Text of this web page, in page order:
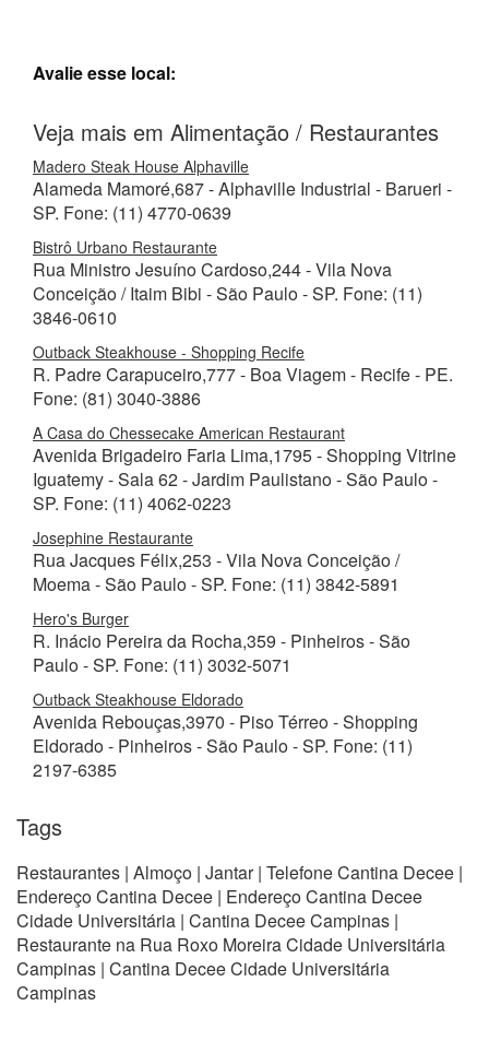
Avalie esse local:
Veja mais em Alimentação / Restaurantes
Madero Steak House Alphaville
Alameda Mamoré,687 - Alphaville Industrial - Barueri -
SP. Fone: (11) 4770-0639
Bistrô Urbano Restaurante
Rua Ministro Jesuíno Cardoso,244 - Vila Nova
Conceição / Itaim Bibi - São Paulo - SP. Fone: (11)
3846-0610
Outback Steakhouse - Shopping Recife
R. Padre Carapuceiro,777 - Boa Viagem - Recife - PE.
Fone: (81) 3040-3886
A Casa do Chessecake American Restaurant
Avenida Brigadeiro Faria Lima,1795 - Shopping Vitrine
Iguatemy - Sala 62 - Jardim Paulistano - São Paulo -
SP. Fone: (11) 4062-0223
Josephine Restaurante
Rua Jacques Félix,253 - Vila Nova Conceição /
Moema - São Paulo - SP. Fone: (11) 3842-5891
Hero's Burger
R. Inácio Pereira da Rocha,359 - Pinheiros - São
Paulo - SP. Fone: (11) 3032-5071
Outback Steakhouse Eldorado
Avenida Rebouças,3970 - Piso Térreo - Shopping
Eldorado - Pinheiros - São Paulo - SP. Fone: (11)
2197-6385
Tags
Restaurantes | Almoço | Jantar | Telefone Cantina Decee |
Endereço Cantina Decee | Endereço Cantina Decee
Cidade Universitária | Cantina Decee Campinas |
Restaurante na Rua Roxo Moreira Cidade Universitária
Campinas | Cantina Decee Cidade Universitária
Campinas